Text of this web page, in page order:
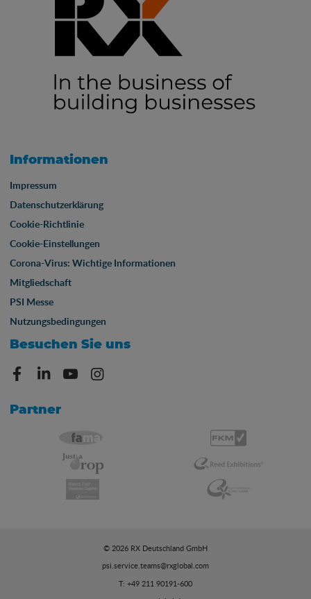
Informationen
Impressum
Datenschutzerklärung
Cookie-Richtlinie
Cookie-Einstellungen
Corona-Virus: Wichtige Informationen
Mitgliedschaft
PSI Messe
Nutzungsbedingungen
Besuchen Sie uns
Partner
© 2026 RX Deutschland GmbH
psi.service.teams@rxglobal.com
T: +49 211 90191-600